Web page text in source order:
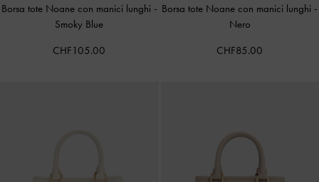
Borsa tote Noane con manici lunghi -
Smoky Blue
CHF105.00
Borsa tote Noane con manici lunghi -
Nero
CHF85.00